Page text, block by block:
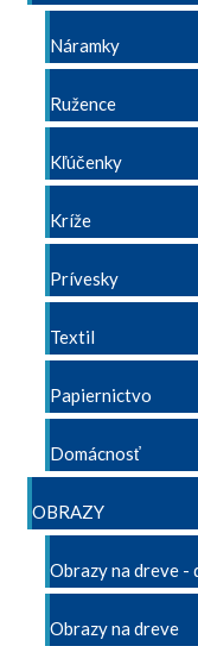
Náramky
Ružence
Kľúčenky
Kríže
Prívesky
Textil
Papiernictvo
Domácnosť
OBRAZY
Obrazy na dreve -
Obrazy na dreve